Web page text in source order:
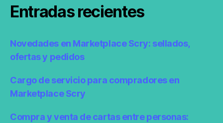
Entradas recientes
Novedades en Marketplace Scry: sellados,
ofertas y pedidos
Cargo de servicio para compradores en
Marketplace Scry
Compra y venta de cartas entre personas: